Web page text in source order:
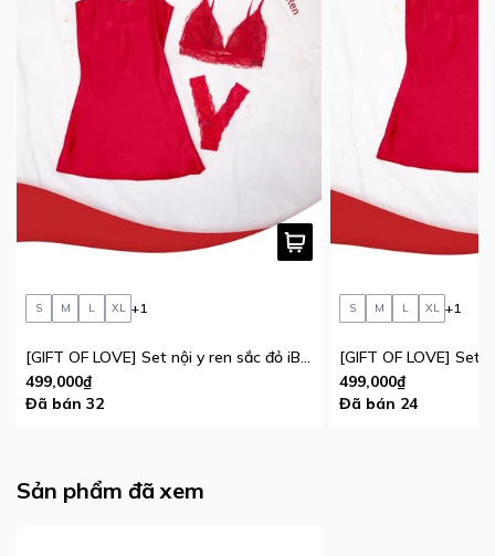
S M L XL +1
[GIFT OF LOVE] Set nội y ren sắc đỏ iBasic phiên bản giới hạn
499,000₫
Đã bán 32
S M L XL +1
499,000₫
Đã bán 24
Sản phẩm đã xem